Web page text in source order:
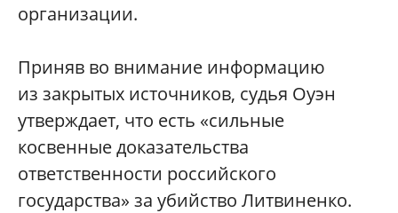
организации.
Приняв во внимание информацию
из закрытых источников, судья Оуэн
утверждает, что есть «сильные
косвенные доказательства
ответственности российского
государства» за убийство Литвиненко.